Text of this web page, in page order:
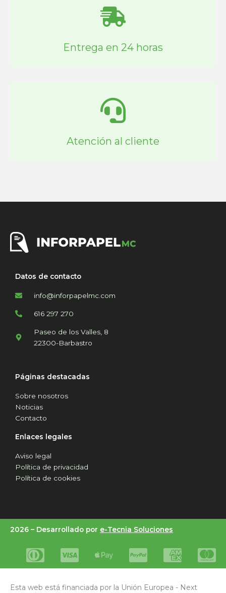
Entrega en 24 horas
Atención al cliente
Datos de contacto
info@inforpapelmc.com
616 297 270
Paseo de los Valles, 8
22300-Barbastro
Páginas destacadas
Sobre nosotros
Noticias
Contacto
Enlaces legales
Aviso legal
Política de privacidad
Política de cookies
2026 – Desarrollado por e-Tecnia Soluciones
Esta web está financiada por la Unión Europea - Next